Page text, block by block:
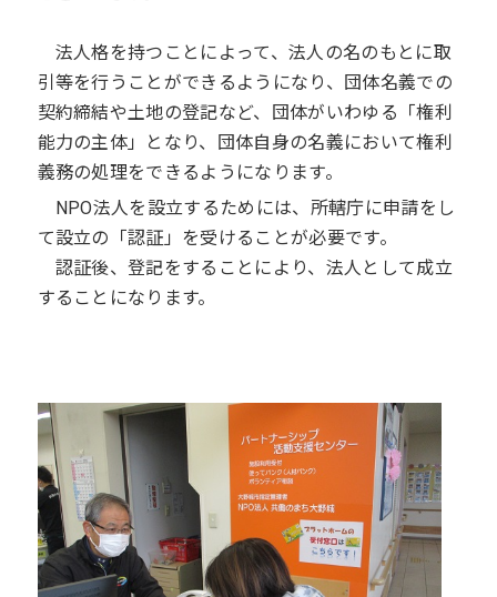
法人格を持つことによって、法人の名のもとに取
引等を行うことができるようになり、団体名義での
契約締結や土地の登記など、団体がいわゆる「権利
能力の主体」となり、団体自身の名義において権利
義務の処理をできるようになります。
NPO法人を設立するためには、所轄庁に申請をし
て設立の「認証」を受けることが必要です。
認証後、登記をすることにより、法人として成立
することになります。